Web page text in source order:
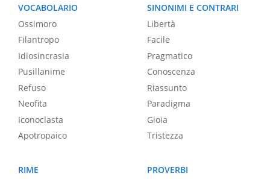
VOCABOLARIO
Ossimoro
Filantropo
Idiosincrasia
Pusillanime
Refuso
Neofita
Iconoclasta
Apotropaico
SINONIMI E CONTRARI
Libertà
Facile
Pragmatico
Conoscenza
Riassunto
Paradigma
Gioia
Tristezza
RIME
PROVERBI